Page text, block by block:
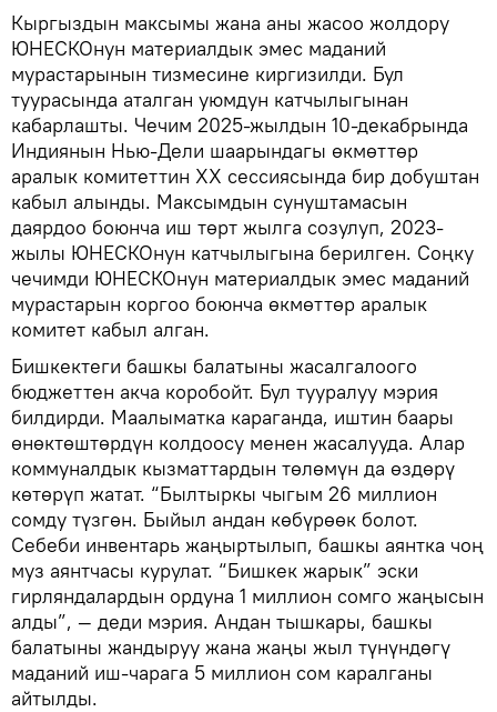
Кыргыздын максымы жана аны жасоо жолдору
ЮНЕСКОнун материалдык эмес маданий
мурастарынын тизмесине киргизилди. Бул
туурасында аталган уюмдун катчылыгынан
кабарлашты. Чечим 2025-жылдын 10-декабрында
Индиянын Нью-Дели шаарындагы өкмөттөр
аралык комитеттин XX сессиясында бир добуштан
кабыл алынды. Максымдын сунуштамасын
даярдоо боюнча иш төрт жылга созулуп, 2023-
жылы ЮНЕСКОнун катчылыгына берилген. Соңку
чечимди ЮНЕСКОнун материалдык эмес маданий
мурастарын коргоо боюнча өкмөттөр аралык
комитет кабыл алган.
Бишкектеги башкы балатыны жасалгалоого
бюджеттен акча коробойт. Бул тууралуу мэрия
билдирди. Маалыматка караганда, иштин баары
өнөктөштөрдүн колдоосу менен жасалууда. Алар
коммуналдык кызматтардын төлөмүн да өздөрү
көтөрүп жатат. “Былтыркы чыгым 26 миллион
сомду түзгөн. Быйыл андан көбүрөөк болот.
Себеби инвентарь жаңыртылып, башкы аянтка чоң
муз аянтчасы курулат. “Бишкек жарык” эски
гирляндалардын ордуна 1 миллион сомго жаңысын
алды”, — деди мэрия. Андан тышкары, башкы
балатыны жандыруу жана жаңы жыл түнүндөгү
маданий иш-чарага 5 миллион сом каралганы
айтылды.